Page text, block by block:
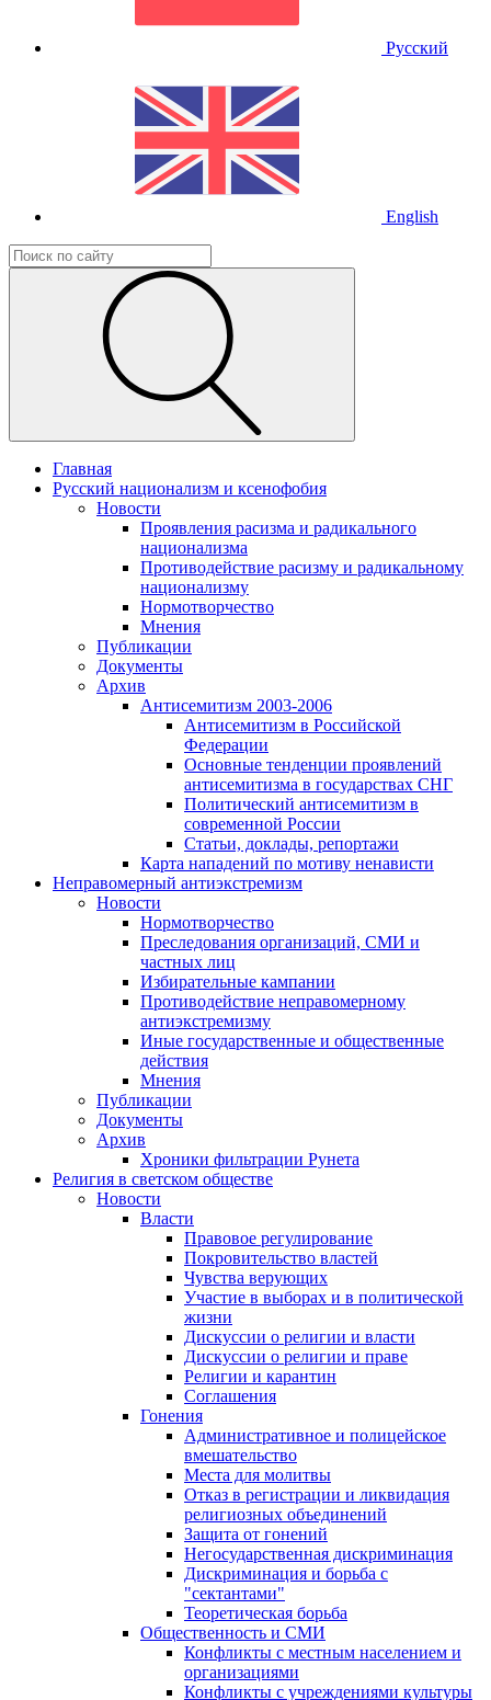
Русский
English
Главная
Русский национализм и ксенофобия
Новости
Проявления расизма и радикального
национализма
Противодействие расизму и радикальному
национализму
Нормотворчество
Мнения
Публикации
Документы
Архив
Антисемитизм 2003-2006
Антисемитизм в Российской
Федерации
Основные тенденции проявлений
антисемитизма в государствах СНГ
Политический антисемитизм в
современной России
Статьи, доклады, репортажи
Карта нападений по мотиву ненависти
Неправомерный антиэкстремизм
Новости
Нормотворчество
Преследования организаций, СМИ и
частных лиц
Избирательные кампании
Противодействие неправомерному
антиэкстремизму
Иные государственные и общественные
действия
Мнения
Публикации
Документы
Архив
Хроники фильтрации Рунета
Религия в светском обществе
Новости
Власти
Правовое регулирование
Покровительство властей
Чувства верующих
Участие в выборах и в политической
жизни
Дискуссии о религии и власти
Дискуссии о религии и праве
Религии и карантин
Соглашения
Гонения
Административное и полицейское
вмешательство
Места для молитвы
Отказ в регистрации и ликвидация
религиозных объединений
Защита от гонений
Негосударственная дискриминация
Дискриминация и борьба с
"сектантами"
Теоретическая борьба
Общественность и СМИ
Конфликты с местным населением и
организациями
Конфликты с учреждениями культуры